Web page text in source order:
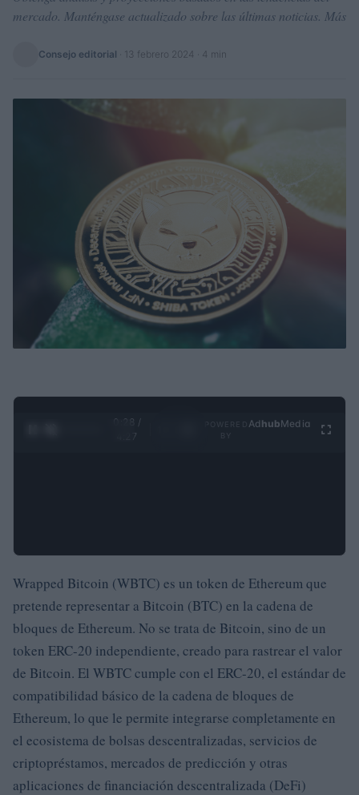
mercado. Manténgase actualizado sobre las últimas noticias. Más
Consejo editorial 13 febrero 2024 · 4 min
0:29 /
4:27
Ad hubMedia
Wrapped Bitcoin (WBTC) es un token de Ethereum que
pretende representar a Bitcoin (BTC) en la cadena de
bloques de Ethereum. No se trata de Bitcoin, sino de un
token ERC-20 independiente, creado para rastrear el valor
de Bitcoin. El WBTC cumple con el ERC-20, el estándar de
compatibilidad básico de la cadena de bloques de
Ethereum, lo que le permite integrarse completamente en
el ecosistema de bolsas descentralizadas, servicios de
criptopréstamos, mercados de predicción y otras
aplicaciones de financiación descentralizada (DeFi)